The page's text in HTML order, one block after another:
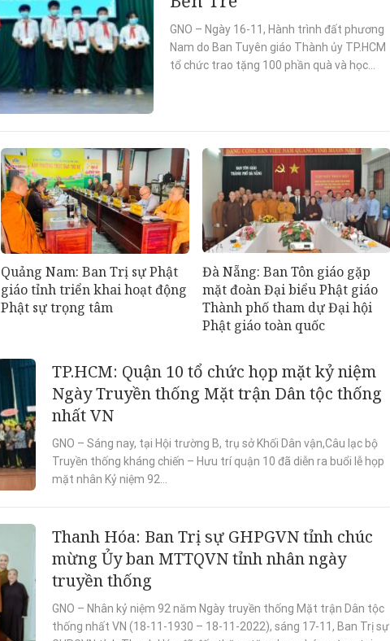
GNO – Ngày 16-11, Hành trình đất phương
Nam do Ban Tuyên giáo Thành ủy TP.HCM
tổ chức trao tặng 100 phần quà và học
Quảng Nam: Ban Trị sự Phật
giáo tỉnh triển khai hoạt động
Phật sự trọng tâm
Đà Nẵng: Ban Tôn giáo gặp
mặt đoàn Đại biểu Phật giáo
Thành phố tham dự Đại hội
Phật giáo toàn quốc
TP.HCM: Quận 10 tổ chức họp mặt kỷ niệm
Ngày Truyền thống Mặt trận Dân tộc thống
nhất VN
GNO – Sáng nay, tại Hội trường B, trụ sở Khối Dân vận,Câu lạc bộ
Truyền thống kháng chiến – Hưu trí quận 10 đã diễn ra buổi lễ họp
mặt nhân Kỷ niệm 92...
Thanh Hóa: Ban Trị sự GHPGVN tỉnh chúc
mừng Ủy ban MTTQVN tỉnh nhân ngày
truyền thống
GNO – Nhân kỷ niệm 92 năm Ngày truyền thống Mặt trận Dân tộc
thống nhất VN (18-11-1930 – 18-11-2022), sáng 17-11, Ban Trị sự